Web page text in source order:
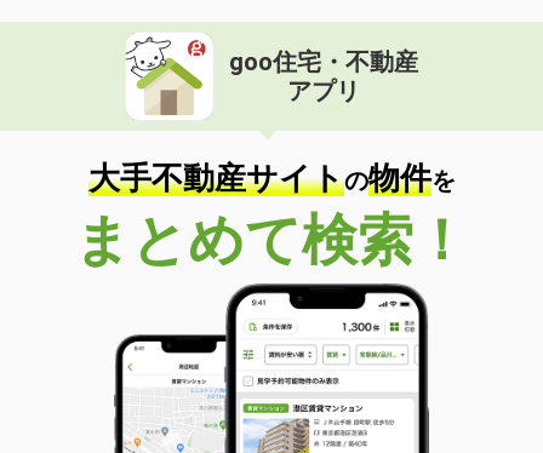
goo住宅・不動産
アプリ
大手不動産サイトの物件を
まとめて検索！